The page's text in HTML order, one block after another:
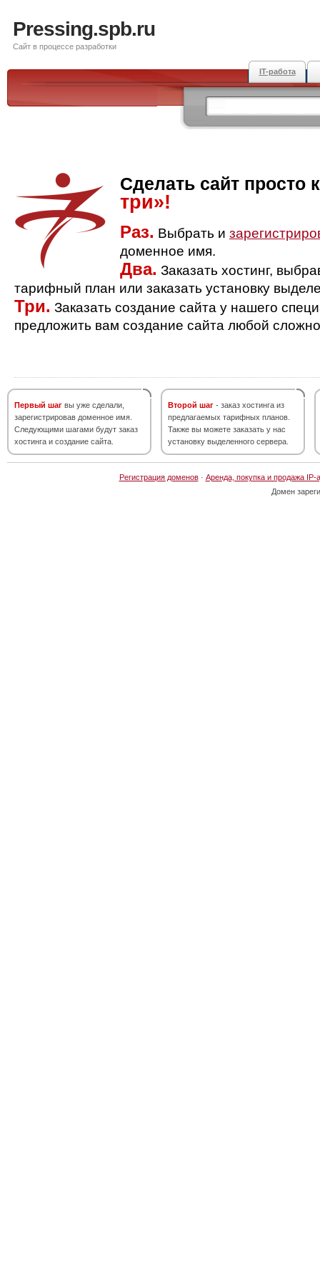
Pressing.spb.ru
Сайт в процессе разработки
IT-работа
Сделать сайт просто
три»!
Раз. Выбрать и
доменное имя.
Два. Заказать хостинг,
тарифный план или заказать установку
Три. Заказать создание сайта у нашего
предложить вам создание сайта любой
Первый шаг вы уже сделали,
зарегистрировав доменное имя.
Следующими шагами будут заказ
хостинга и создание сайта.
Второй шаг - заказ хостинга из
предлагаемых тарифных планов.
Также вы можете заказать у нас
установку выделенного сервера.
Регистрация доменов· Аренда, покупка и продажа IP-
Домен